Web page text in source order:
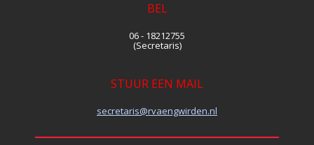
BEL
06 - 18212755
(Secretaris)
STUUR EEN MAIL
siraterces@rvaengwirden.nl